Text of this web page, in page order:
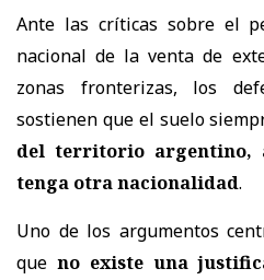
Ante las críticas sobre el
nacional de la venta de
zonas fronterizas, los
sostienen que el suelo
del territorio argentino,
tenga otra nacionalidad.
Uno de los argumentos
que no existe una